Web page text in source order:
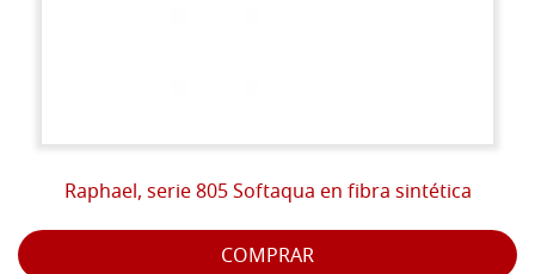
Raphael, serie 805 Softaqua en fibra sintética
COMPRAR